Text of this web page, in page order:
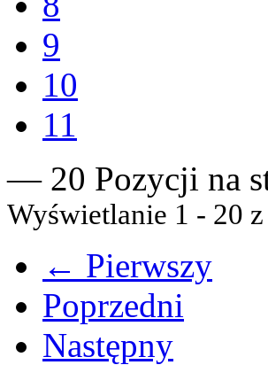
9
10
11
— 20 Pozycji na
Wyświetlanie 1 - 20
← Pierwszy
Poprzedni
Następny